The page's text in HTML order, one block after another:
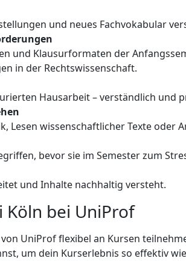
und neues Fachvokabular
und Klausurformaten der
in der Rechtswissenschaft.
Hausarbeit – verständlich und
Lesen wissenschaftlicher Texte oder
bevor sie im Semester zum
und Inhalte nachhaltig versteht.
bei UniProf
UniProf flexibel an Kursen
um dein Kurserlebnis so effektiv